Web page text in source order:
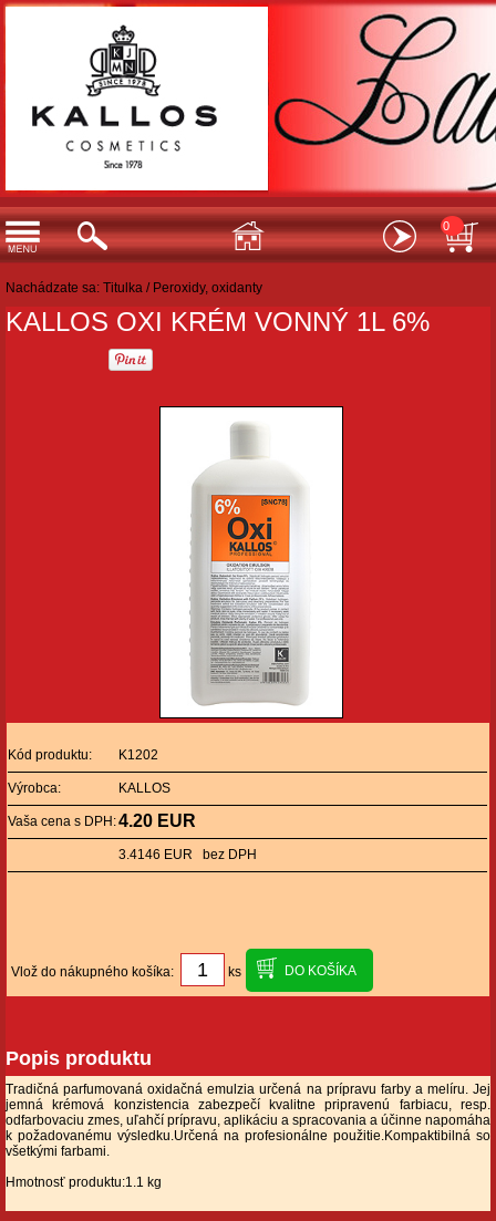
0
Nachádzate sa: Titulka / Peroxidy, oxidanty
KALLOS OXI KRÉM VONNÝ 1L 6%
Kód produktu: K1202
Výrobca: KALLOS
Vaša cena s DPH:4.20 EUR
3.4146 EUR bez DPH
Vlož do nákupného košíka: ks
Popis produktu
Tradičná parfumovaná oxidačná emulzia určená na prípravu farby a melíru. Jej
jemná krémová konzistencia zabezpečí kvalitne pripravenú farbiacu, resp.
odfarbovaciu zmes, uľahčí prípravu, aplikáciu a spracovania a účinne napomáha
k požadovanému výsledku.Určená na profesionálne použitie.Kompaktibilná so
všetkými farbami.
Hmotnosť produktu:1.1 kg